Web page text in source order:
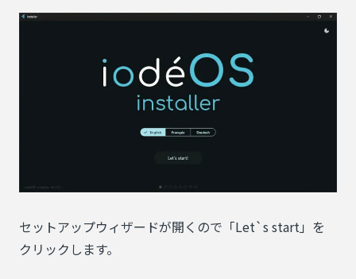
セットアップウィザードが開くので「Let`s start」を
クリックします。